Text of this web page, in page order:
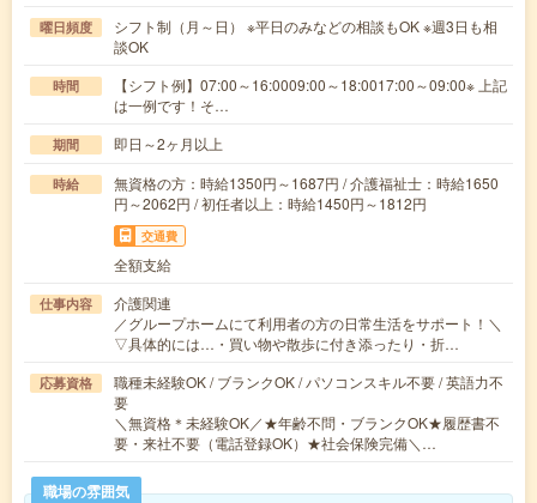
曜日頻度
シフト制（月～日） ※平日のみなどの相談もOK ※週3日も相
談OK
時間
【シフト例】07:00～16:0009:00～18:0017:00～09:00※ 上記
は一例です！そ…
期間 即日～2ヶ月以上
時給
無資格の方：時給1350円～1687円 / 介護福祉士：時給1650
円～2062円 / 初任者以上：時給1450円～1812円
交通費
全額支給
仕事内容
介護関連
／グループホームにて利用者の方の日常生活をサポート！＼
▽具体的には…・買い物や散歩に付き添ったり・折…
応募資格
職種未経験OK / ブランクOK / パソコンスキル不要 / 英語力不
要
＼無資格＊未経験OK／★年齢不問・ブランクOK★履歴書不
要・来社不要（電話登録OK）★社会保険完備＼…
職場の雰囲気